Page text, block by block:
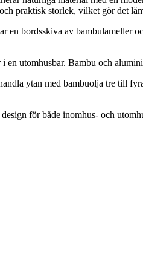
praktisk storlek, vilket gör det
bordsskiva av bambulameller
utomhusbar. Bambu och
ytan med bambuolja tre till
för både inomhus- och